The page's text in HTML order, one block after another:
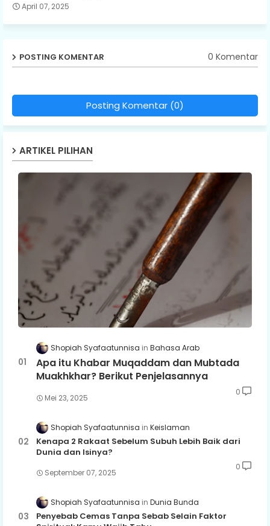
April 07, 2025
POSTING KOMENTAR 0 Komentar
Posting Komentar (0)
ARTIKEL PILIHAN
Shopiah Syafaatunnisa Bahasa Arab
Apa itu Khabar Muqaddam dan Mubtada
Muakhkhar? Berikut Penjelasannya
Mei 23, 2025
0
Shopiah Syafaatunnisa Keislaman
Kenapa 2 Rakaat Sebelum Subuh Lebih Baik dari
Dunia dan Isinya?
September 07, 2025
0
Shopiah Syafaatunnisa Dunia Bunda
Penyebab Cemas Tanpa Sebab Selain Faktor